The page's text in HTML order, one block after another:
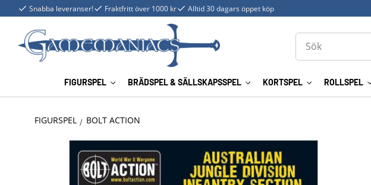
Snabba leveranser! Fraktfritt över 1000 kr Alltid 30 dagars öppet köp
FIGURSPEL BRÄDSPEL & SÄLLSKAPSSPEL KORTSPEL ROLLSPEL
FIGURSPEL BOLT ACTION